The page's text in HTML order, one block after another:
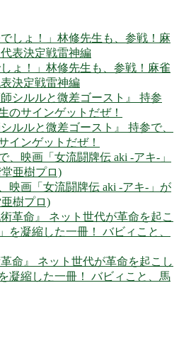
しょ！」林修先生も、参戦！麻雀
決定戦雷神編
ルルと微差ゴースト』 持参で、
インゲットだぜ！
映画「女流闘牌伝 aki -アキ-」が
樹プロ)
命』 ネット世代が革命を起こし
凝縮した一冊！ バビィこと、馬